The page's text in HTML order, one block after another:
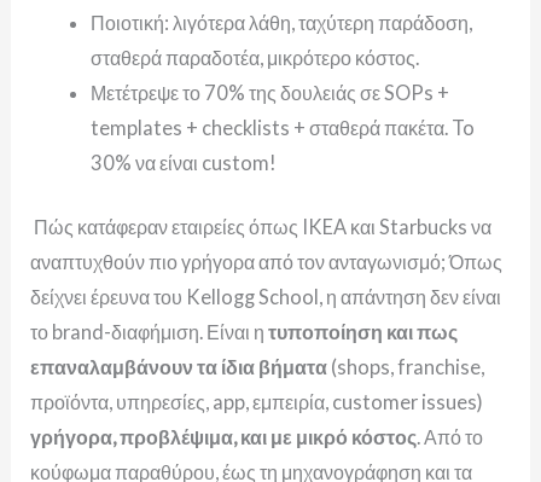
Ποιοτική: λιγότερα λάθη, ταχύτερη παράδοση,
σταθερά παραδοτέα, μικρότερο κόστος.
Μετέτρεψε το 70% της δουλειάς σε SOPs +
templates + checklists + σταθερά πακέτα. To
30% να είναι custom!
Πώς κατάφεραν εταιρείες όπως IKEA και Starbucks να
αναπτυχθούν πιο γρήγορα από τον ανταγωνισμό; Όπως
δείχνει έρευνα του Kellogg School, η απάντηση δεν είναι
το brand-διαφήμιση. Είναι ητυποποίηση και πως
επαναλαμβάνουν τα ίδια βήματα (shops, franchise,
προϊόντα, υπηρεσίες, app, εμπειρία, customer issues)
γρήγορα, προβλέψιμα, και με μικρό κόστος. Από το
κούφωμα παραθύρου, έως τη μηχανογράφηση και τα